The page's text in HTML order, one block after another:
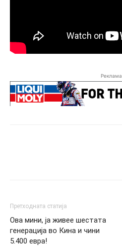
Реклама
Претходната статија
Ова мини, ја живее шестата
генерација во Кина и чини
5.400 евра!